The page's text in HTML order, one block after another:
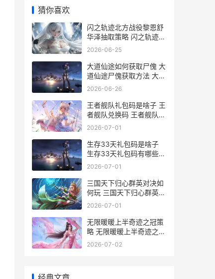
猜你喜欢
闪之轨迹北方战役黎恩舒
华泽抽取策略 闪之轨迹北
方战役黎恩舒华泽如何抽
2026-06-25
大道仙途如何获取尸傀 大
道仙途尸傀获取方法 大道
仙途尸傀获取策略 大道仙
2026-06-26
王者舰队礼包码是啥子 王
者舰队兑换码 王者舰队礼
包码最新
2026-07-01
生存33天礼包码是啥子
生存33天礼包码有哪些
生存33天礼包码大全
2026-07-01
三国天下归心群英对决如
何玩 三国天下归心群英对
决阵型主推 三国天下归心
国天下归心游戏
2026-07-01
无限暖暖上半奇迹之冠策
略 无限暖暖上半奇迹之冠
如何玩 暖暖限时定制必买
2026-07-02